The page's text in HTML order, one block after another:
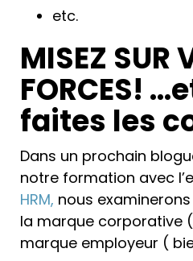
etc.
MISEZ SUR
FORCES!
faites les
Dans un prochain
notre formation avec
HRM, nous
la marque corporative
marque employeur (